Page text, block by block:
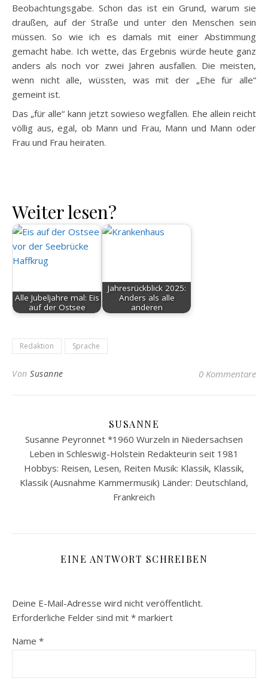
Beobachtungsgabe. Schon das ist ein Grund, warum sie
draußen, auf der Straße und unter den Menschen sein
müssen. So wie ich es damals mit einer Abstimmung
gemacht habe. Ich wette, das Ergebnis würde heute ganz
anders als noch vor zwei Jahren ausfallen. Die meisten,
wenn nicht alle, wüssten, was mit der „Ehe für alle“
gemeint ist.
Das „für alle“ kann jetzt sowieso wegfallen. Ehe allein reicht
völlig aus, egal, ob Mann und Frau, Mann und Mann oder
Frau und Frau heiraten.
Weiter lesen?
Alle Jubeljahre mal: Eis
auf der Ostsee
Jahresrückblick 2025:
Anders als alle
anderen
Redaktion Sprache
Von Susanne 0 Kommentare
SUSANNE
Susanne Peyronnet *1960 Wurzeln in Niedersachsen
Leben in Schleswig-Holstein Redakteurin seit 1981
Hobbys: Reisen, Lesen, Reiten Musik: Klassik, Klassik,
Klassik (Ausnahme Kammermusik) Länder: Deutschland,
Frankreich
EINE ANTWORT SCHREIBEN
Deine E-Mail-Adresse wird nicht veröffentlicht.
Erforderliche Felder sind mit * markiert
Name *